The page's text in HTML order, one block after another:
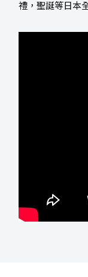
禮，聖誕等日本